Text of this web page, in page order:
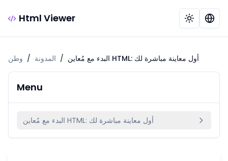
Html Viewer
وطن / المدونة / البدء مع مُعاين HTML: أول معاينة مباشرة لك
Menu
البدء مع مُعاين HTML: أول معاينة مباشرة لك